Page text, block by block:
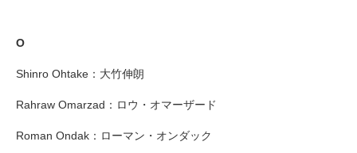
O
Shinro Ohtake：大竹伸朗
Rahraw Omarzad：ロウ・オマーザード
Roman Ondak：ローマン・オンダック